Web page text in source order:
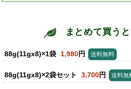
まとめて買うと
88g(11gx8)×1袋 1,980円 送料無料
88g(11gx8)×2袋セット 3,700円 送料無